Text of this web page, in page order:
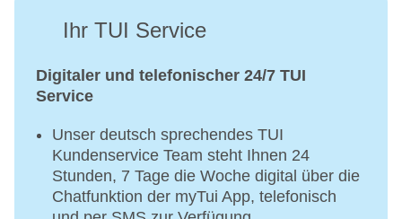
Ihr TUI Service
Digitaler und telefonischer 24/7 TUI
Service
Unser deutsch sprechendes TUI
Kundenservice Team steht Ihnen 24
Stunden, 7 Tage die Woche digital über die
Chatfunktion der myTui App, telefonisch